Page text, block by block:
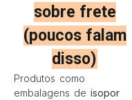
sobre frete
(poucos falam
disso)
Produtos como
embalagens de isopor